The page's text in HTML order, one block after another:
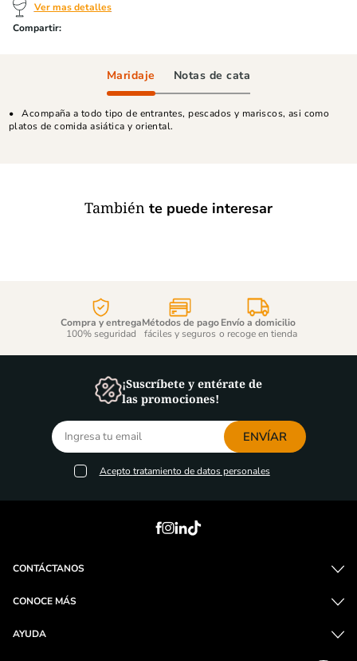
Ver mas detalles
Maridaje Notas de cata
Acompaña a todo tipo de entrantes, pescados y mariscos, asi como
platos de comida asiática y oriental.
También te puede interesar
Compra y entrega
100% seguridad
Métodos de pago
fáciles y seguros
Envío a domicilio
o recoge en tienda
¡Suscríbete y entérate de
las promociones!
ENVÍAR
Acepto tratamiento de datos personales
CONTÁCTANOS
CONOCE MÁS
AYUDA